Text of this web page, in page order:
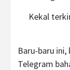
Kekal
Baru-baru
Telegram